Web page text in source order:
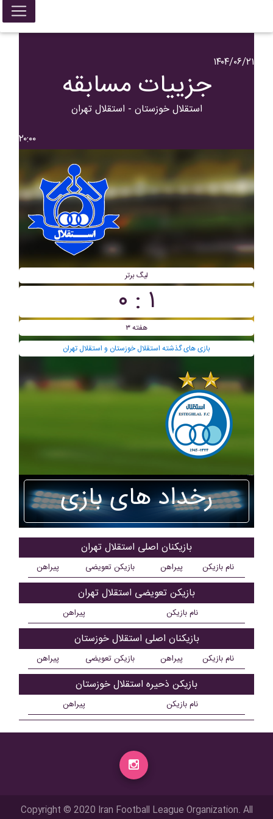
۱۴۰۴/۰۶/۲۱
جزییات مسابقه
استقلال خوزستان - استقلال تهران
۲۰:۰۰
لیگ برتر
۱ : ۰
هفته ۳
بازی های گذشته استقلال خوزستان و استقلال تهران
رخداد های بازی
بازیکنان اصلی استقلال تهران
نام بازیکن پیراهن بازیکن تعویضی پیراهن
بازیکن تعویضی استقلال تهران
نام بازیکن پیراهن
بازیکنان اصلی استقلال خوزستان
نام بازیکن پیراهن بازیکن تعویضی پیراهن
بازیکن ذحیره استقلال خوزستان
نام بازیکن پیراهن
Copyright © 2020 Iran Football League Organization. All